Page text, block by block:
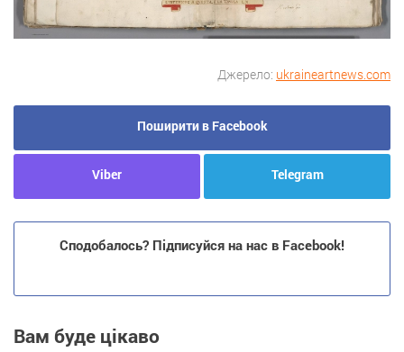
Джерело: ukraineartnews.com
Поширити в Facebook
Viber Telegram
Сподобалось? Підписуйся на нас в Facebook!
Вам буде цікаво